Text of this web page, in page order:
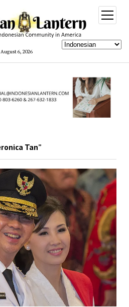
August 6, 2026
open
menu
Tan”